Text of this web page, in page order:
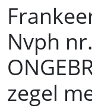
Nvph
zegel